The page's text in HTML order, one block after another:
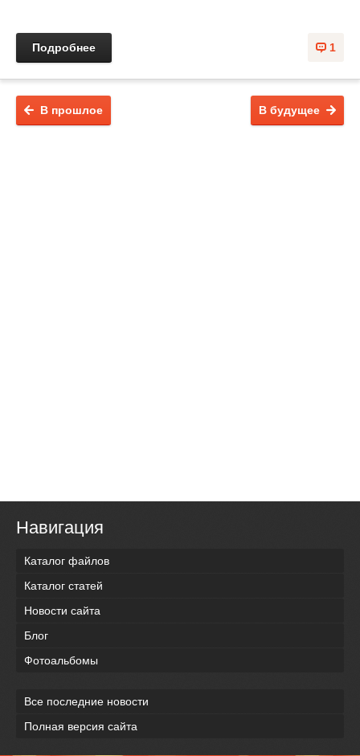
1
Подробнее
В будущее
В прошлое
Навигация
Каталог файлов
Каталог статей
Новости сайта
Блог
Фотоальбомы
Все последние новости
Полная версия сайта